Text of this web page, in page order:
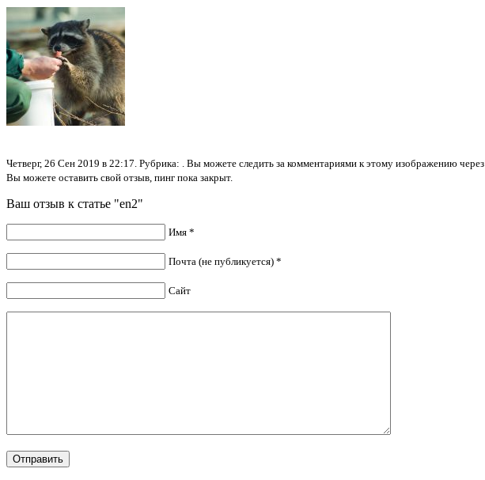
Четверг, 26 Сен 2019 в 22:17. Рубрика: . Вы можете следить за комментариями к этому изображению через
Вы можете оставить свой отзыв, пинг пока закрыт.
Ваш отзыв к статье "en2"
Имя *
Почта (не публикуется) *
Сайт